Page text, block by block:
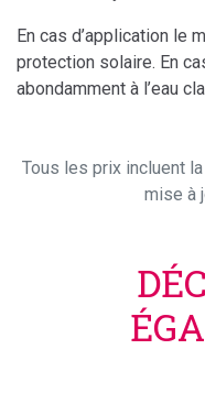
En cas d’application le
protection solaire. En
abondamment à l’eau
Tous les prix incluent
mise à